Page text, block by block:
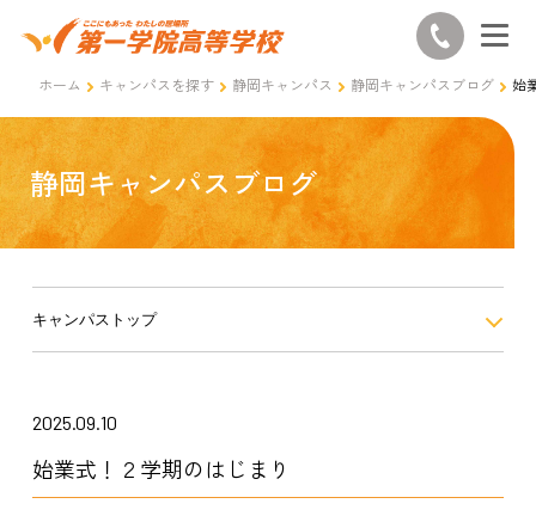
ホーム キャンパスを探す 静岡キャンパス 静岡キャンパスブログ 始
静岡キャンパスブログ
キャンパストップ
2025.09.10
始業式！２学期のはじまり